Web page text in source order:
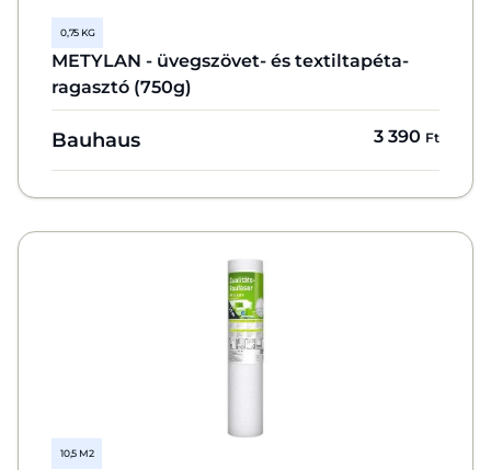
0,75 KG
METYLAN - üvegszövet- és textiltapéta-
ragasztó (750g)
Bauhaus 3 390 Ft
10,5 M2